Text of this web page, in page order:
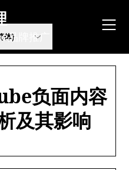
牌推广
负面内容
及其影响